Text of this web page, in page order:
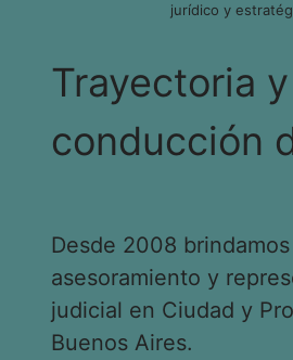
jurídico y
Trayectoria y
conducción
Desde 2008 brindamos
asesoramiento y
judicial en Ciudad y
Buenos Aires.